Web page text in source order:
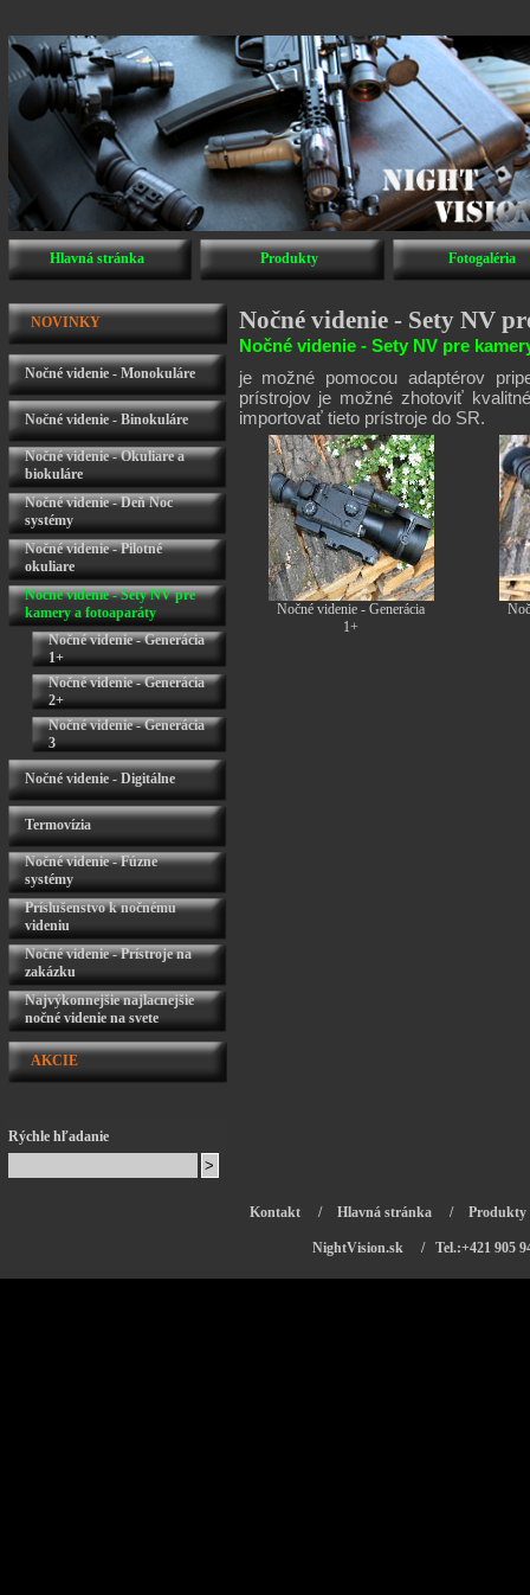
Hlavná stránka Produkty Fotogaléria
NOVINKY
Nočné videnie - Monokuláre
Nočné videnie - Binokuláre
Nočné videnie - Okuliare a
biokuláre
Nočné videnie - Deň Noc
systémy
Nočné videnie - Pilotné
okuliare
Nočné videnie - Sety NV pre
kamery a fotoaparáty
Nočné videnie - Generácia
1+
Nočné videnie - Generácia
2+
Nočné videnie - Generácia
3
Nočné videnie - Digitálne
Termovízia
Nočné videnie - Fúzne
systémy
Príslušenstvo k nočnému
videniu
Nočné videnie - Prístroje na
zakázku
Najvýkonnejšie najlacnejšie
nočné videnie na svete
AKCIE
Rýchle hľadanie
Nočné videnie - Sety NV
Nočné videnie - Sety NV pre
je možné pomocou adaptérov
prístrojov je možné zhotoviť
importovať tieto prístroje do SR.
Nočné videnie - Generácia
1+
Kontakt / Hlavná stránka / Produkty
NightVision.sk / Tel.:+421 905